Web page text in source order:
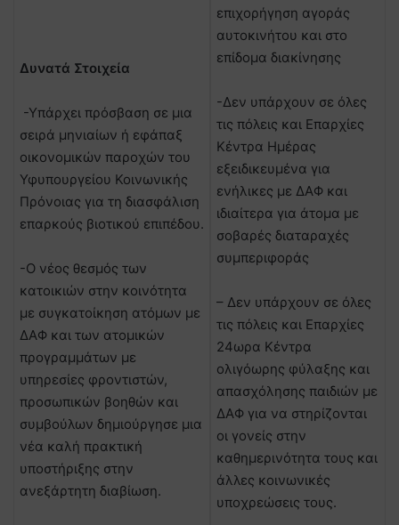
Δυνατά Στοιχεία
-Υπάρχει πρόσβαση σε μια
σειρά μηνιαίων ή εφάπαξ
οικονομικών παροχών του
Υφυπουργείου Κοινωνικής
Πρόνοιας για τη διασφάλιση
επαρκούς βιοτικού επιπέδου.
-Ο νέος θεσμός των
κατοικιών στην κοινότητα
με συγκατοίκηση ατόμων με
ΔΑΦ και των ατομικών
προγραμμάτων με
υπηρεσίες φροντιστών,
προσωπικών βοηθών και
συμβούλων δημιούργησε μια
νέα καλή πρακτική
υποστήριξης στην
ανεξάρτητη διαβίωση.
επιχορήγηση αγοράς
αυτοκινήτου και στο
επίδομα διακίνησης
-Δεν υπάρχουν σε όλες
τις πόλεις και Επαρχίες
Κέντρα Ημέρας
εξειδικευμένα για
ενήλικες με ΔΑΦ και
ιδιαίτερα για άτομα με
σοβαρές διαταραχές
συμπεριφοράς
– Δεν υπάρχουν σε όλες
τις πόλεις και Επαρχίες
24ωρα Κέντρα
ολιγόωρης φύλαξης και
απασχόλησης παιδιών με
ΔΑΦ για να στηρίζονται
οι γονείς στην
καθημερινότητα τους και
άλλες κοινωνικές
υποχρεώσεις τους.